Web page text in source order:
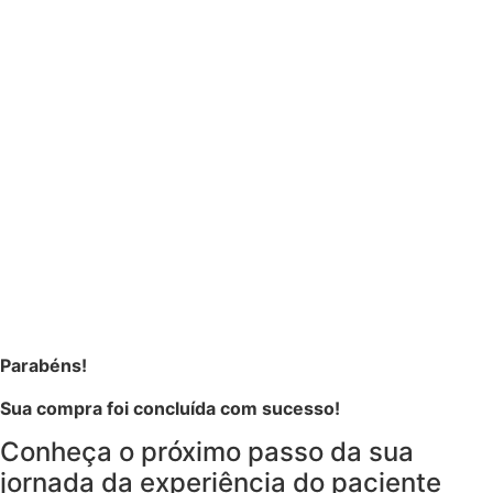
Parabéns!
Sua compra foi concluída com sucesso!
Conheça o próximo passo da sua
jornada da experiência do paciente